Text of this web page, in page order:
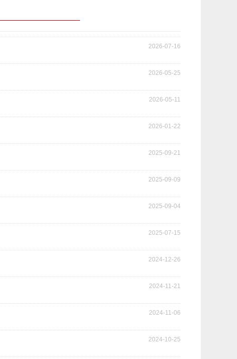
2026-07-16
2026-05-25
2026-05-11
2026-01-22
2025-09-21
2025-09-09
2025-09-04
2025-07-15
2024-12-26
2024-11-21
2024-11-06
2024-10-25